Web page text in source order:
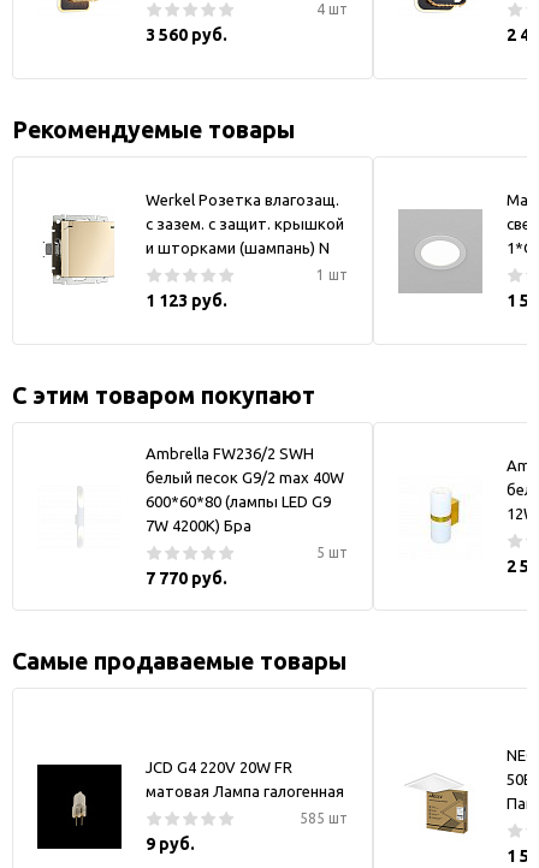
4 шт
3 560 руб. 2
Рекомендуемые товары
Werkel Розетка влагозащ.
с зазем. с защит. крышкой
и шторками (шампань) N
1 шт
1 123 руб. 1
С этим товаром покупают
Ambrella FW236/2 SWH
белый песок G9/2 max 40W
600*60*80 (лампы LED G9
7W 4200K) Бра
5 шт
7 770 руб.
2
Самые продаваемые товары
JCD G4 220V 20W FR
матовая Лампа галогенная
585 шт
9 руб.
1